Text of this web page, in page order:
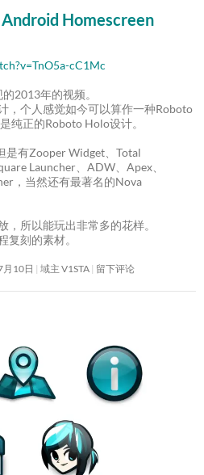
Homescreen
cC1Mc
2013年的视频。
，个人感觉如今可以算作一种Roboto
纯正的Roboto Holo设计。
是有Zooper Widget、Total
Launcher、ADW、Apex、
，当然还有最著名的Nova
所以能玩出非常多的花样。
复刻的素材。
月10日 域主 V1STA 留下评论